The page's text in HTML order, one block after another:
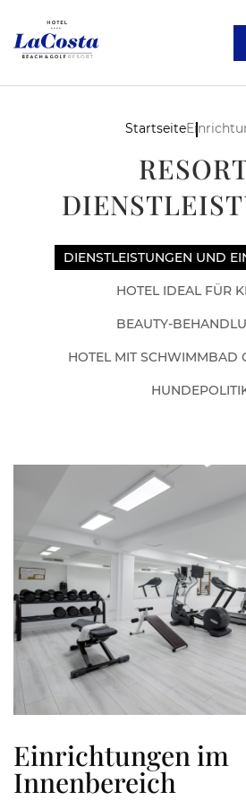
Startseite
DIENSTLEISTUNGEN UND
HOTEL IDEAL FÜR
BEAUTY-
HOTEL MIT SCHWIMMBAD
Einrichtungen im
Innenbereich